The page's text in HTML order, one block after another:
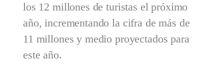
los 12 millones de turistas el próximo
año, incrementando la cifra de más de
11 millones y medio proyectados para
este año.